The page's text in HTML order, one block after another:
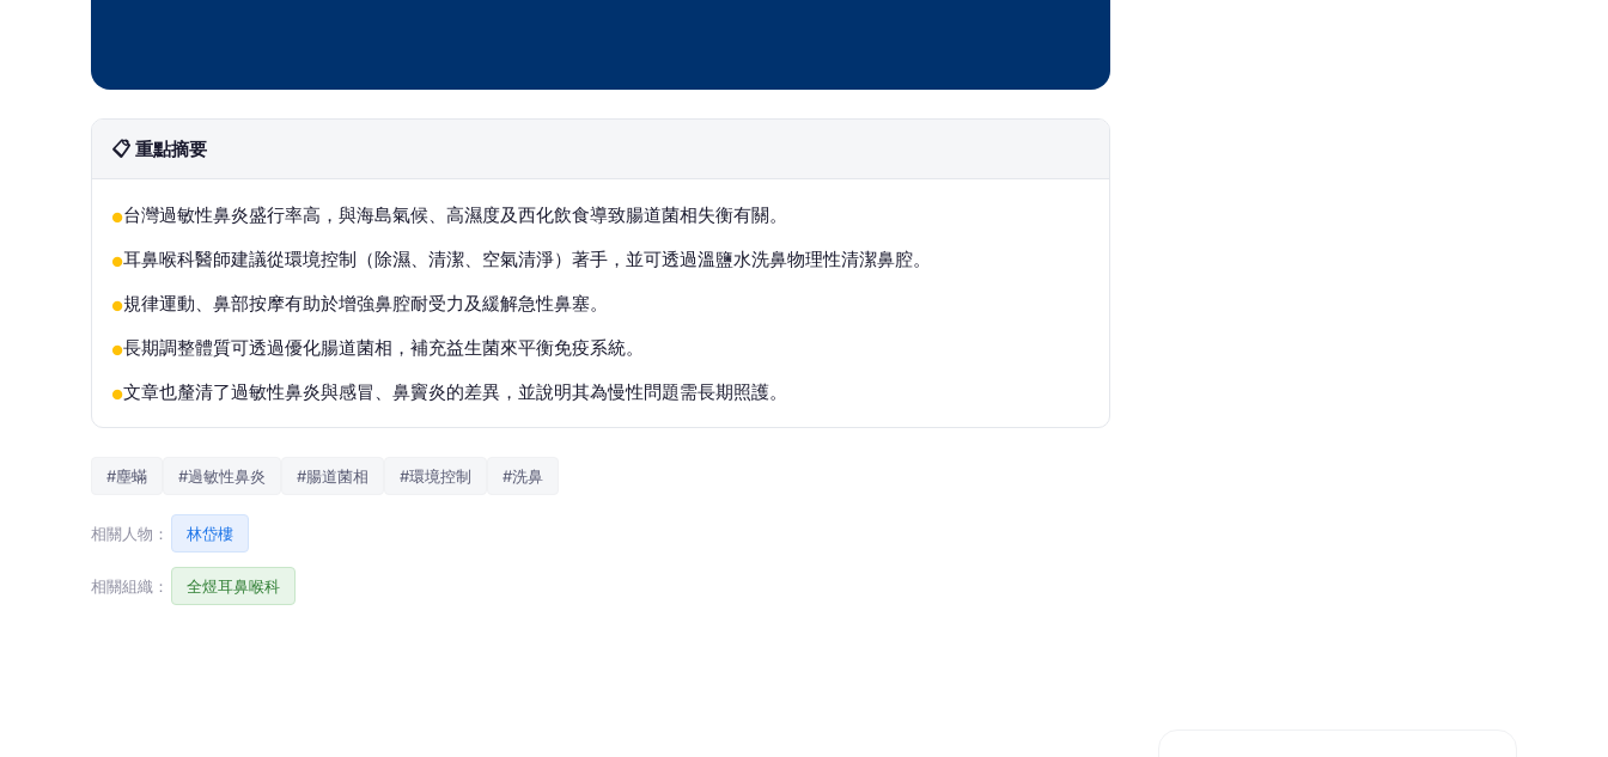
📋 重點摘要
●台灣過敏性鼻炎盛行率高，與海島氣候、高濕度及西化飲食導致腸道菌相失衡有關。
●耳鼻喉科醫師建議從環境控制（除濕、清潔、空氣清淨）著手，並可透過溫鹽水洗鼻物理性清潔鼻腔。
●規律運動、鼻部按摩有助於增強鼻腔耐受力及緩解急性鼻塞。
●長期調整體質可透過優化腸道菌相，補充益生菌來平衡免疫系統。
●文章也釐清了過敏性鼻炎與感冒、鼻竇炎的差異，並說明其為慢性問題需長期照護。
#塵蟎 #過敏性鼻炎 #腸道菌相 #環境控制 #洗鼻
相關人物： 林岱樓
相關組織： 全煜耳鼻喉科